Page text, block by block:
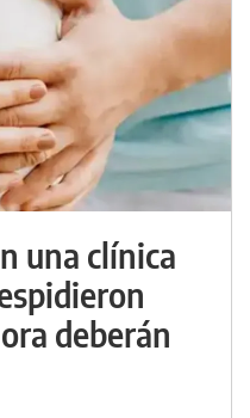
una clínica
deberán